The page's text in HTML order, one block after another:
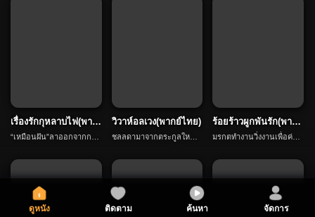
เรื่องรักกุหลาบไฟ(พาก
ย์ไทย)
“เหมือนฝัน”ลาออกจากการ
พื่ออนาคตของแฟน “คชา”
ซึ่งกลายเป็นบริษัททางการเ
งินอันดับหนึ่งในเจ็ดปี คชาเ
รียนจบได้ภายใต้การช่วยเห
วิวาห์อลเวง(พากย์ไทย)
ชลลดามาจากตระกูลใหญ่โ
ตนะเพื่อแต่งงานกับเจตรินเ
อ แต่เจตรินก็ได้พบกับอัญริ
นทร์ที่กำลังจะกลายเป็นคน
ชนชั้นสูง เจตรินจึงหย่ากับช
ร้อยร้าวผูกพันรัก(พากย์
ไทย)
มรกตทำงานวิ่งงานเพื่อค่าเ
ากและซับซ้อนกับกิตติชัย ม
ขายตัวเขาให้ชายแก่เพื่อค่า
สินสอดสองล้านห้าแสนบา
ท มรกตเพื่อหนีจากการควบ
ดูหนัง ติดตาม ค้นหา จัดการ